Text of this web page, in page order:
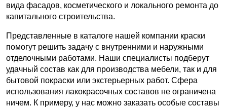
вида фасадов, косметического и локального ремонта до
капитального строительства.
Представленные в каталоге нашей компании краски
помогут решить задачу с внутренними и наружными
отделочными работами. Наши специалисты подберут
удачный состав как для производства мебели, так и для
бытовой покраски или экстерьерных работ. Сфера
использования лакокрасочных составов не ограничена
ничем. К примеру, у нас можно заказать особые составы